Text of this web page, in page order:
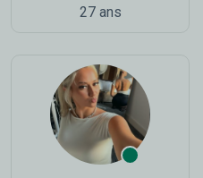
27 ans